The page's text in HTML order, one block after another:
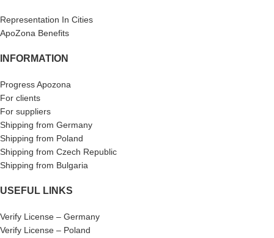
Representation In Cities
ApoZona Benefits
INFORMATION
Progress Apozona
For clients
For suppliers
Shipping from Germany
Shipping from Poland
Shipping from Czech Republic
Shipping from Bulgaria
USEFUL LINKS
Verify License – Germany
Verify License – Poland